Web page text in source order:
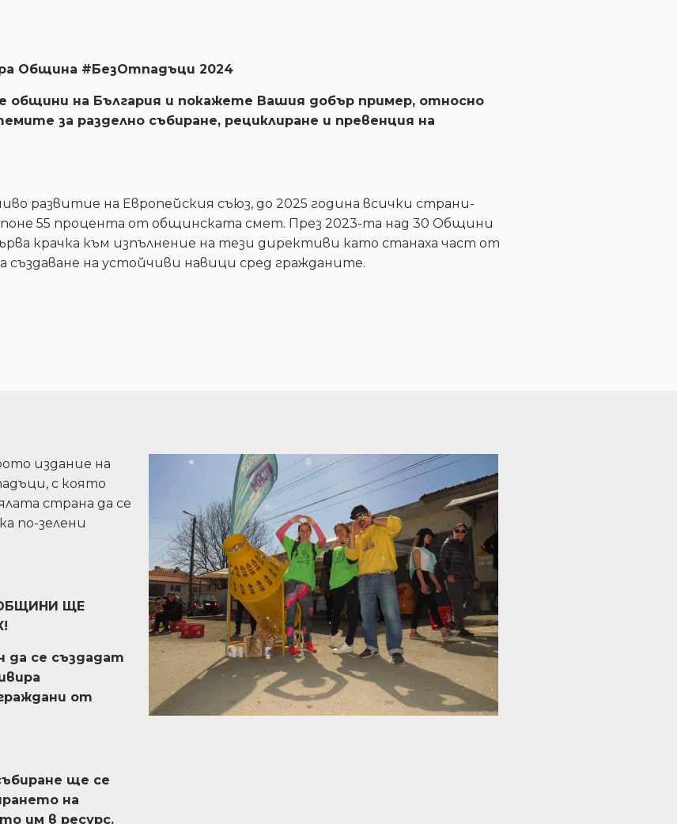
Община #БезОтпадъци 2024
общини на България и покажете Вашия добър пример, относно
за разделно събиране, рециклиране и превенция на
развитие на Европейския съюз, до 2025 година всички страни-
55 процента от общинската смет. През 2023-та над 30 Общини
крачка към изпълнение на тези директиви като станаха част от
създаване на устойчиви навици сред гражданите.
издание на
с която
страна да се
по-зелени
ОБЩИНИ ЩЕ
се създадат
от
ще се
на
им в ресурс.